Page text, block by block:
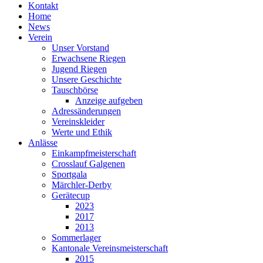
Kontakt
Home
News
Verein
Unser Vorstand
Erwachsene Riegen
Jugend Riegen
Unsere Geschichte
Tauschbörse
Anzeige aufgeben
Adressänderungen
Vereinskleider
Werte und Ethik
Anlässe
Einkampfmeisterschaft
Crosslauf Galgenen
Sportgala
Märchler-Derby
Gerätecup
2023
2017
2013
Sommerlager
Kantonale Vereinsmeisterschaft
2015